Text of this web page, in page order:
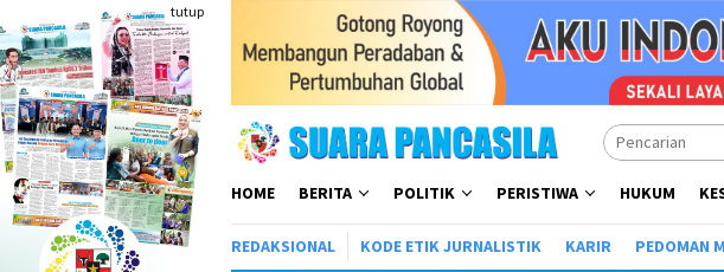
ke
konten
tutup
HOME BERITA POLITIK PERISTIWA HUKUM
REDAKSIONAL KODE ETIK JURNALISTIK KARIR PEDOMAN